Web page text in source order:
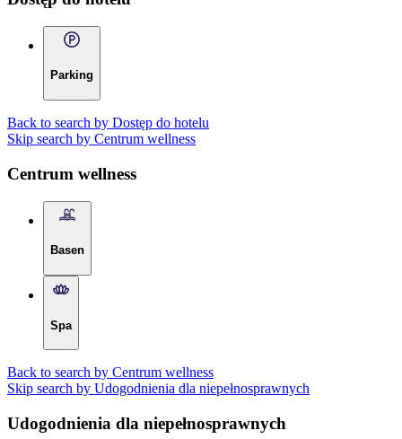
Parking
Back to search by Dostęp do hotelu
Skip search by Centrum wellness
Centrum wellness
Basen
Spa
Back to search by Centrum wellness
Skip search by Udogodnienia dla niepełnosprawnych
Udogodnienia dla niepełnosprawnych